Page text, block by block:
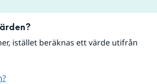
istället beräknas ett värde utifrån